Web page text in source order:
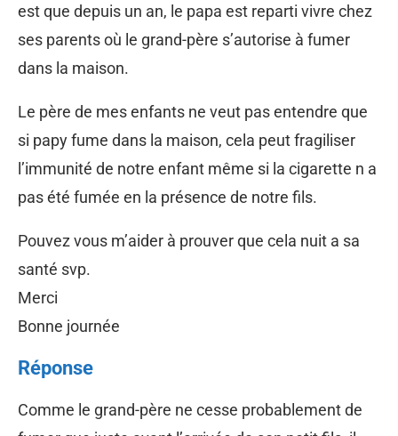
est que depuis un an, le papa est reparti vivre chez
ses parents où le grand-père s’autorise à fumer
dans la maison.
Le père de mes enfants ne veut pas entendre que
si papy fume dans la maison, cela peut fragiliser
l’immunité de notre enfant même si la cigarette n a
pas été fumée en la présence de notre fils.
Pouvez vous m’aider à prouver que cela nuit a sa
santé svp.
Merci
Bonne journée
Réponse
Comme le grand-père ne cesse probablement de